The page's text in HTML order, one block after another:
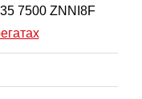
7500 ZNNI8F